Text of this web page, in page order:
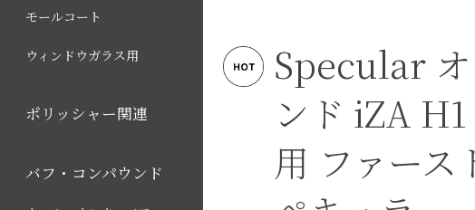
モールコート
ウィンドウガラス用
ポリッシャー関連
バフ・コンパウンド
Specular オ
ンド iZA
用 ファース